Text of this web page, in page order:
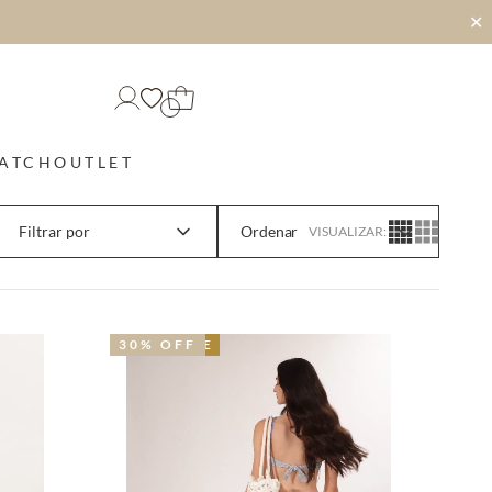
✕
OUTLET
Filtrar por VISUALIZAR:
NOVIDADE
NOVIDADE
30% OFF